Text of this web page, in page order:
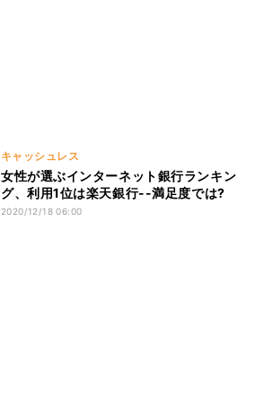
キャッシュレス
女性が選ぶインターネット銀行ランキン
グ、利用1位は楽天銀行--満足度では?
2020/12/18 06:00